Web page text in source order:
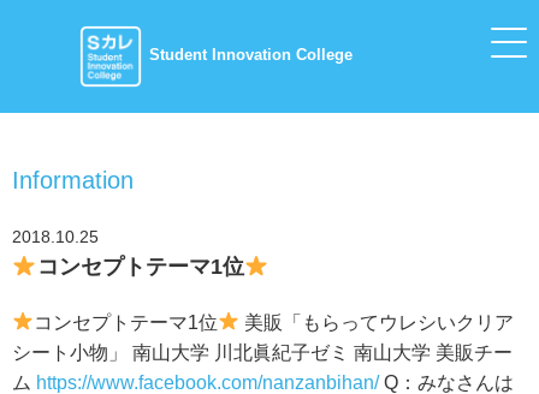
Student Innovation College
Information
2018.10.25
コンセプトテーマ1位
コンセプトテーマ1位
美販「もらってウレシいクリア
シート小物」 南山大学 川北眞紀子ゼミ 南山大学 美販チー
ム https://www.facebook.com/nanzanbihan/Q：みなさんは